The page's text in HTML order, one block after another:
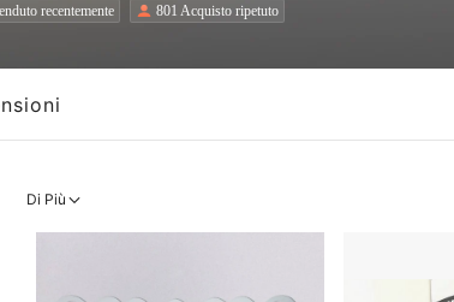
recentemente 801 Acquisto ripetuto
Di Più